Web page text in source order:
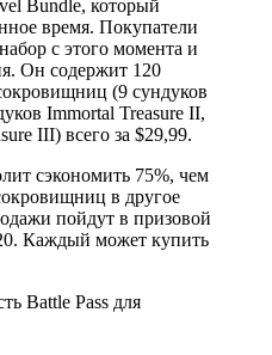
Bundle, который
время. Покупатели
с этого момента и
Он содержит 120
(9 сундуков
Immortal Treasure II,
III) всего за $29,99.
сэкономить 75%, чем
в другое
пойдут в призовой
Каждый может купить
Battle Pass для